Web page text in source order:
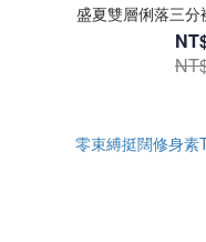
盛夏雙層俐落三